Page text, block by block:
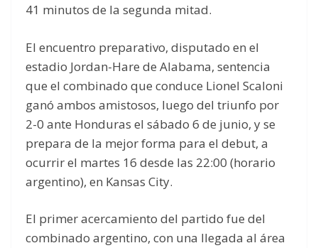
41 minutos de la segunda mitad.
El encuentro preparativo, disputado en el
estadio Jordan-Hare de Alabama, sentencia
que el combinado que conduce Lionel Scaloni
ganó ambos amistosos, luego del triunfo por
2-0 ante Honduras el sábado 6 de junio, y se
prepara de la mejor forma para el debut, a
ocurrir el martes 16 desde las 22:00 (horario
argentino), en Kansas City.
El primer acercamiento del partido fue del
combinado argentino, con una llegada al área